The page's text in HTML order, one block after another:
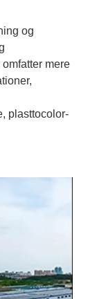
og
mere
plasttocolor-